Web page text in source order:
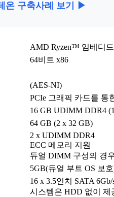
온 구축사례 보기 ▶
AMD Ryzen™ 임베디
64비트 x86
(AES-NI)
PCIe 그래픽 카드를 통
16 GB UDIMM DDR4
64 GB (2 x 32 GB)
2 x UDIMM DDR4
ECC 메모리 지원
듀얼 DIMM 구성의 경
5GB(듀얼 부트 OS 보
16 x 3.5인치 SATA 6Gb/
시스템은 HDD 없이 제